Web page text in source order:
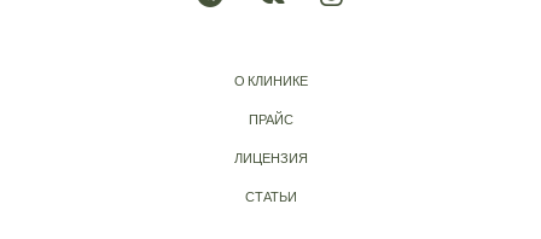
О КЛИНИКЕ
ПРАЙС
ЛИЦЕНЗИЯ
СТАТЬИ